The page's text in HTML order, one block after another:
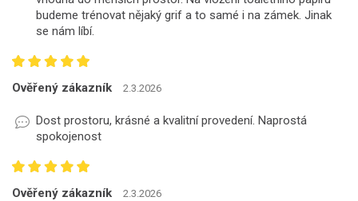
budeme trénovat nějaký grif a to samé i na zámek. Jinak
se nám líbí.
Ověřený zákazník 2.3.2026
Dost prostoru, krásné a kvalitní provedení. Naprostá
spokojenost
Ověřený zákazník 2.3.2026